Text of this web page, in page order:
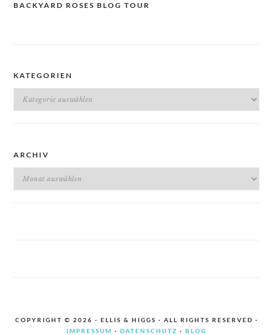
BACKYARD ROSES BLOG TOUR
KATEGORIEN
Kategorien
ARCHIV
Archiv
COPYRIGHT © 2026 · ELLIS & HIGGS · ALL RIGHTS RESERVED ·
IMPRESSUM · DATENSCHUTZ · BLOG